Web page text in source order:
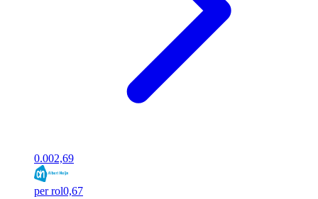
0.002,69
per rol0,67